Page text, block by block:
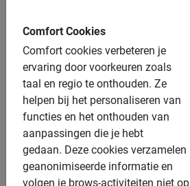
Comfort Cookies
Comfort cookies verbeteren je
ervaring door voorkeuren zoals
taal en regio te onthouden. Ze
helpen bij het personaliseren van
functies en het onthouden van
aanpassingen die je hebt
gedaan. Deze cookies verzamelen
geanonimiseerde informatie en
volgen je brows-activiteiten niet op
Toegankelijk voor alle fietsers
Inclusief:
Gebruik van de fiets
Lokale gids
Een top ervaring!
Fotomomenten